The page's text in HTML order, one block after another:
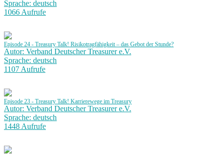
Sprache: deutsch
1066 Aufrufe
Episode 24 - Treasury Talk! Risikotragfähigkeit – das Gebot der Stunde?
Autor: Verband Deutscher Treasurer e.V.
Sprache: deutsch
1107 Aufrufe
Episode 23 - Treasury Talk! Karrierewege im Treasury
Autor: Verband Deutscher Treasurer e.V.
Sprache: deutsch
1448 Aufrufe